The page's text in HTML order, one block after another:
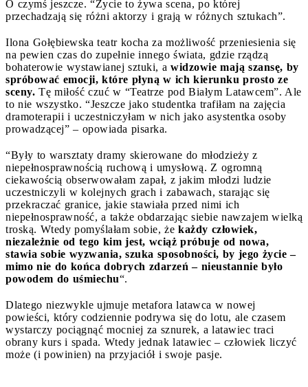
O czymś jeszcze. “Życie to żywa scena, po której
przechadzają się różni aktorzy i grają w różnych sztukach”.
Ilona Gołębiewska teatr kocha za możliwość przeniesienia się
na pewien czas do zupełnie innego świata, gdzie rządzą
bohaterowie wystawianej sztuki, a widzowie mają szansę, by
spróbować emocji, które płyną w ich kierunku prosto ze
sceny. Tę miłość czuć w “Teatrze pod Białym Latawcem”. Ale
to nie wszystko. “Jeszcze jako studentka trafiłam na zajęcia
dramoterapii i uczestniczyłam w nich jako asystentka osoby
prowadzącej” – opowiada pisarka.
“Były to warsztaty dramy skierowane do młodzieży z
niepełnosprawnością ruchową i umysłową. Z ogromną
ciekawością obserwowałam zapał, z jakim młodzi ludzie
uczestniczyli w kolejnych grach i zabawach, starając się
przekraczać granice, jakie stawiała przed nimi ich
niepełnosprawność, a także obdarzając siebie nawzajem wielką
troską. Wtedy pomyślałam sobie, że każdy człowiek,
niezależnie od tego kim jest, wciąż próbuje od nowa,
stawia sobie wyzwania, szuka sposobności, by jego życie –
mimo nie do końca dobrych zdarzeń – nieustannie było
powodem do uśmiechu“.
Dlatego niezwykle ujmuje metafora latawca w nowej
powieści, który codziennie podrywa się do lotu, ale czasem
wystarczy pociągnąć mocniej za sznurek, a latawiec traci
obrany kurs i spada. Wtedy jednak latawiec – człowiek liczyć
może (i powinien) na przyjaciół i swoje pasje.